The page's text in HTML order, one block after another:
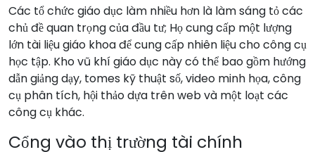
Các tổ chức giáo dục làm nhiều hơn là làm sáng tỏ các
chủ đề quan trọng của đầu tư; Họ cung cấp một lượng
lớn tài liệu giáo khoa để cung cấp nhiên liệu cho công cụ
học tập. Kho vũ khí giáo dục này có thể bao gồm hướng
dẫn giảng dạy, tomes kỹ thuật số, video minh họa, công
cụ phân tích, hội thảo dựa trên web và một loạt các
công cụ khác.
Cổng vào thị trường tài chính